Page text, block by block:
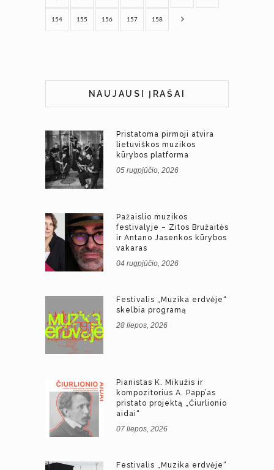
154 155 156 157 158
NAUJAUSI ĮRAŠAI
Pristatoma pirmoji atvira
lietuviškos muzikos
kūrybos platforma
05 rugpjūčio, 2026
Pažaislio muzikos
festivalyje – Zitos Bružaitės
ir Antano Jasenkos kūrybos
vakaras
04 rugpjūčio, 2026
Festivalis „Muzika erdvėje“
skelbia programą
28 liepos, 2026
Pianistas K. Mikužis ir
kompozitorius A. Papp’as
pristato projektą „Čiurlionio
aidai“
07 liepos, 2026
Festivalis „Muzika erdvėje“